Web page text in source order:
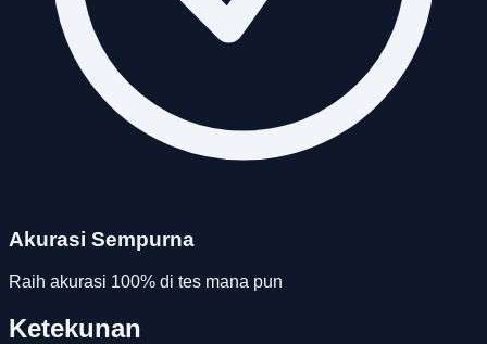
Akurasi Sempurna
Raih akurasi 100% di tes mana pun
Ketekunan